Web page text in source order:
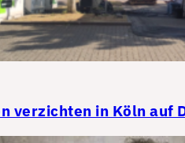
verzichten in Köln auf